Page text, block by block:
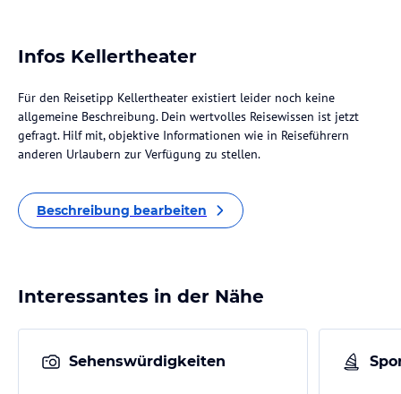
Infos Kellertheater
Für den Reisetipp Kellertheater existiert leider noch keine
allgemeine Beschreibung. Dein wertvolles Reisewissen ist jetzt
gefragt. Hilf mit, objektive Informationen wie in Reiseführern
anderen Urlaubern zur Verfügung zu stellen.
Beschreibung bearbeiten
Interessantes in der Nähe
Sehenswürdigkeiten